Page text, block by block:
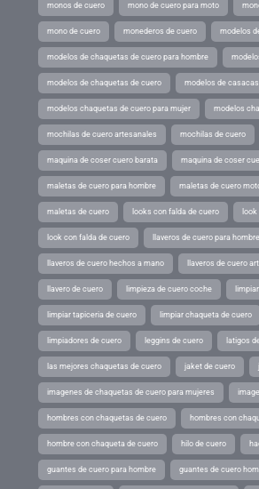
monos de cuero mono de cuero para moto
mono de cuero monederos de cuero modelos
modelos de chaquetas de cuero para hombre
modelos de chaquetas de cuero modelos de
modelos chaquetas de cuero para mujer modelos
mochilas de cuero artesanales mochilas de cuero
maquina de coser cuero barata maquina de coser
maletas de cuero para hombre maletas de cuero
maletas de cuero looks con falda de cuero
look con falda de cuero llaveros de cuero para
llaveros de cuero hechos a mano llaveros de cuero
llavero de cuero limpieza de cuero coche
limpiar tapiceria de cuero limpiar chaqueta de cuero
limpiadores de cuero leggins de cuero latigos
las mejores chaquetas de cuero jaket de cuero
imagenes de chaquetas de cuero para mujeres
hombres con chaquetas de cuero hombres con
hombre con chaqueta de cuero hilo de cuero
guantes de cuero para hombre guantes de cuero